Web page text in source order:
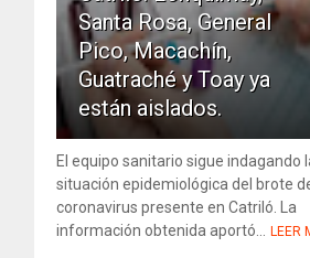
Santa Rosa, General
Pico, Macachín,
Guatraché y Toay ya
están aislados.
El equipo sanitario sigue indagando
situación epidemiológica del brote
coronavirus presente en Catriló. La
información obtenida aportó... LEER